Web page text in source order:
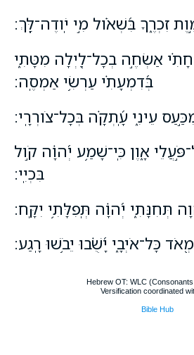
זִכְרֶ֑ךָ בִּ֝שְׁאֹ֗ול מִ֣י יֹֽודֶה־לָּֽךְ׃
אַשְׂחֶ֣ה בְכָל־לַ֭יְלָה מִטָּתִ֑י
בְּ֝דִמְעָתִ֗י עַרְשִׂ֥י אַמְסֶֽה׃
עֵינִ֑י עָֽ֝תְקָ֗ה בְּכָל־צֹורְרָֽי׃
אָ֑וֶן כִּֽי־שָׁמַ֥ע יְ֝הוָ֗ה קֹ֣ול
בִּכְיִֽי׃
תְּחִנָּתִ֑י יְ֝הוָ֗ה תְּֽפִלָּתִ֥י יִקָּֽח׃
כָּל־אֹיְבָ֑י יָ֝שֻׁ֗בוּ יֵבֹ֥שׁוּ רָֽגַע׃
Hebrew OT: WLC (Consonants
Versification coordinated
Bible Hub